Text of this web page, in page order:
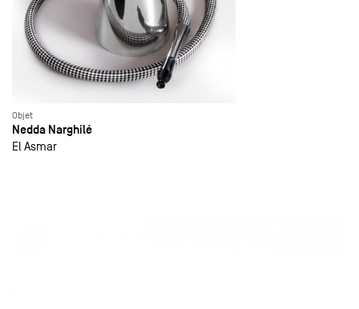
Objet
Nedda Narghilé
El Asmar